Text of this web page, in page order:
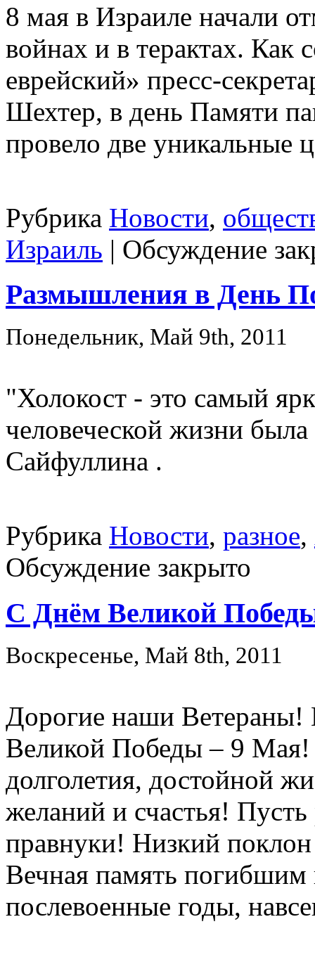
8 мая в Израиле начали
войнах и в терактах. Как
еврейский» пресс-
Шехтер, в день Памяти
провело две уникальные
Рубрика Новости,
Израиль | Обсуждение
Размышления в День
Понедельник, Май 9th, 2011
"Холокост - это самый
человеческой жизни
Сайфуллина .
Рубрика Новости, разное,
Обсуждение закрыто
С Днём Великой
Воскресенье, Май 8th, 2011
Дорогие наши Ветераны!
Великой Победы – 9
долголетия, достойной
желаний и счастья!
правнуки! Низкий
Вечная память
послевоенные годы,